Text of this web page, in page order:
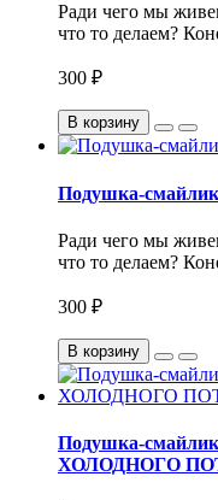
Ради чего мы
что то делаем?
300 ₽
В корзину
Подушка-
Ради чего мы
что то делаем?
300 ₽
В корзину
Подушка-
ХОЛОДНОГО